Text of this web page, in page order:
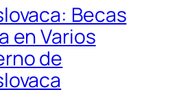
Becas
en Varios
de